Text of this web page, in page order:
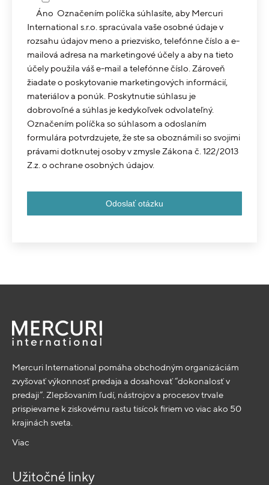
Áno Označením políčka súhlasíte, aby Mercuri
International s.r.o. spracúvala vaše osobné údaje v
rozsahu údajov meno a priezvisko, telefónne číslo a e-
mailová adresa na marketingové účely a aby na tieto
účely použila váš e-mail a telefónne číslo. Zároveň
žiadate o poskytovanie marketingových informácií,
materiálov a ponúk. Poskytnutie súhlasu je
dobrovoľné a súhlas je kedykoľvek odvolateľný.
Označením políčka so súhlasom a odoslaním
formulára potvrdzujete, že ste sa oboznámili so svojimi
právami dotknutej osoby v zmysle Zákona č. 122/2013
Z.z. o ochrane osobných údajov.
Mercuri International pomáha obchodným organizáciám
zvyšovať výkonnosť predaja a dosahovať “dokonalosť v
predaji”. Zlepšovaním ľudí, nástrojov a procesov trvale
prispievame k ziskovému rastu tisícok firiem vo viac ako 50
krajinách sveta.
Viac
Užitočné linky